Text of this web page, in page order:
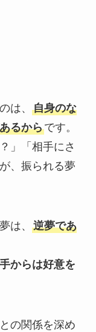
は、 自身のな
るからです。
」「相手にさ
、振られる夢
は、 逆夢であ
からは好意を
の関係を深め